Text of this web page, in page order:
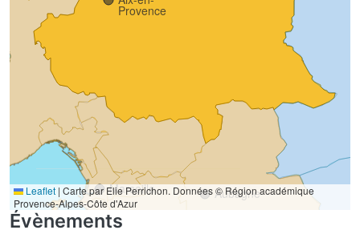
Marseille
Provence
Aubagne
Leaflet | Carte par Elie Perrichon. Données © Région académique
Provence-Alpes-Côte d'Azur
Évènements